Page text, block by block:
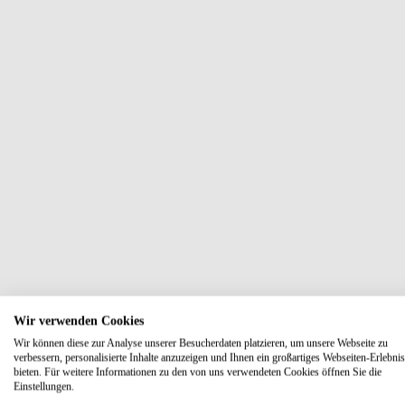
Wir verwenden Cookies
Wir können diese zur Analyse unserer Besucherdaten platzieren, um unsere Webseite zu
verbessern, personalisierte Inhalte anzuzeigen und Ihnen ein großartiges Webseiten-
bieten. Für weitere Informationen zu den von uns verwendeten Cookies öffnen Sie die
Einstellungen.